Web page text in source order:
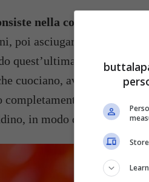
nella cottura in forno
poi asciugarli e
quest’ultima a 200° per
cuociano, avendo
cotti, si
in modo da poterli